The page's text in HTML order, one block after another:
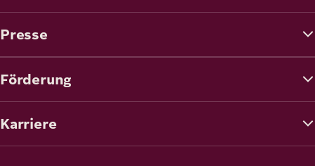
Presse
Förderung
Karriere